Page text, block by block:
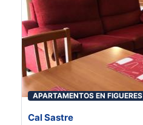
APARTAMENTOS EN FIGUERES
Cal Sastre